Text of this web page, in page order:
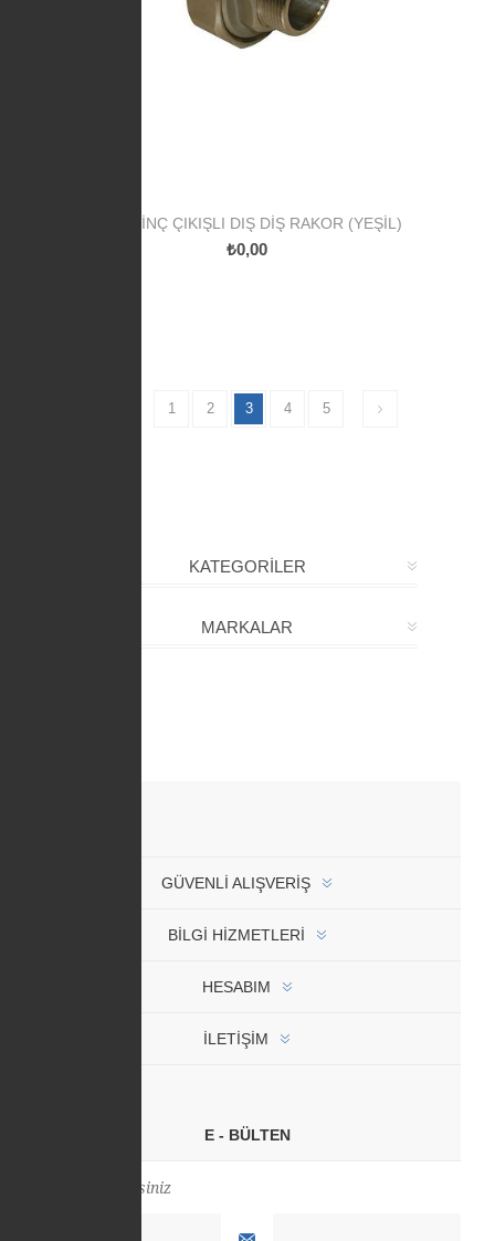
PP PIRINÇ ÇIKIŞLI DIŞ DIŞ RAKOR (YEŞIL)
₺0,00
1 2 3 4 5
KATEGORİLER
MARKALAR
GÜVENLI ALIŞVERIŞ
BİLGİ HİZMETLERİ
HESABIM
İLETIŞIM
E - BÜLTEN